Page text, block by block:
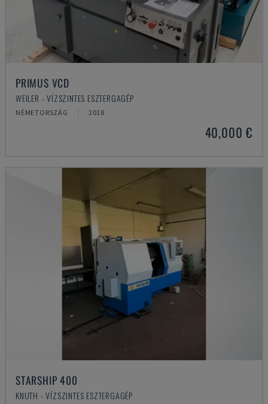
PRIMUS VCD
WEILER - VÍZSZINTES ESZTERGAGÉP
NÉMETORSZÁG 2018
40,000 €
STARSHIP 400
KNUTH - VÍZSZINTES ESZTERGAGÉP